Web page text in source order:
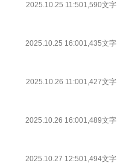
2025.10.25 11:501,590文字
2025.10.25 16:001,435文字
2025.10.26 11:001,427文字
2025.10.26 16:001,489文字
2025.10.27 12:501,494文字